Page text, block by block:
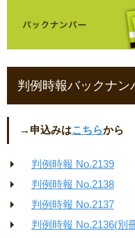
判例時報バックナン
→申込みはこちらから
判例時報 No.2139
判例時報 No.2138
判例時報 No.2137
判例時報 No.2136(別